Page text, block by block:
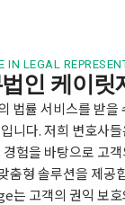
IN LEGAL
인 케이릿
법률 서비스를 받을
니다. 저희 변호사
험을 바탕으로 고
춤형 솔루션을 제공
는 고객의 권익 보